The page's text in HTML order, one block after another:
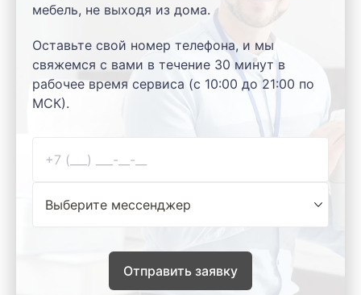
мебель, не выходя из дома.
Оставьте свой номер телефона, и мы
свяжемся с вами в течение 30 минут в
рабочее время сервиса (с 10:00 до 21:00 по
МСК).
Отправить заявку